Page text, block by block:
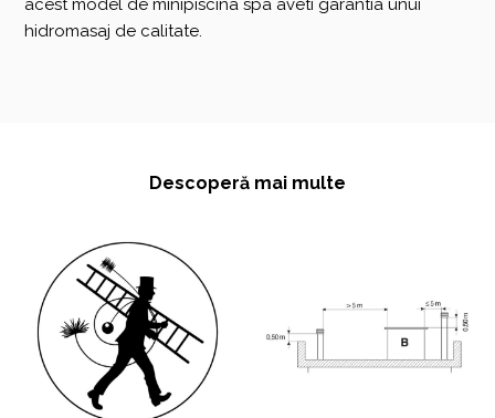
acest model de minipiscina spa aveti garantia unui
hidromasaj de calitate.
Descoperă mai multe